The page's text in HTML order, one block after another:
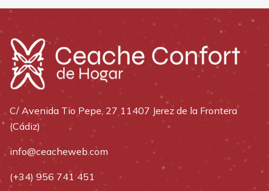
C/ Avenida Tio Pepe, 27 11407 Jerez de la Frontera
(Cádiz)
info@ceacheweb.com
(+34) 956 741 451